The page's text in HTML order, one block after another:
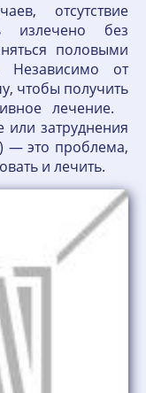
отсутствие
излечено без
половыми
Независимо от
чтобы получить
лечение.
или затруднения
— это проблема,
и лечить.